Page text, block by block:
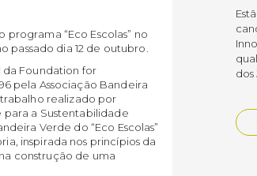
“Eco Escolas” no
passado dia 12 de outubro.
da Foundation for
pela Associação Bandeira
realizado por
a Sustentabilidade
Verde do “Eco Escolas”
inspirada nos princípios da
construção de uma
dos